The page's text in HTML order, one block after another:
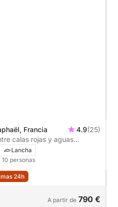
Francia 4.9(25)
calas rojas y aguas
Lancha
10 personas
24h
A partir de 790 €